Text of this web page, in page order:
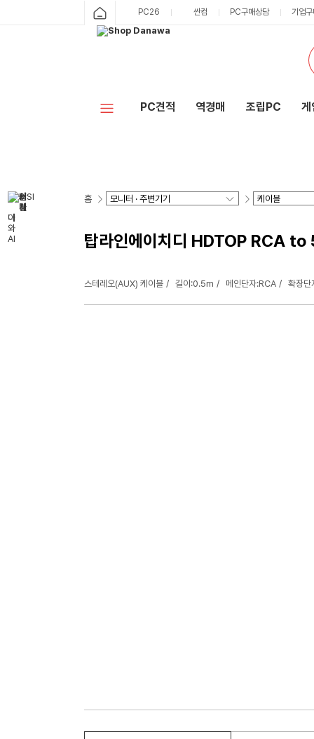
PC26 싼컴 PC구매상담 기업
PC견적 역경매 조립PC 게
홈
탑라인에이치디 HDTOP RCA
스테레오(AUX) 케이블 길이:0.5m 메인단자:RCA 확장